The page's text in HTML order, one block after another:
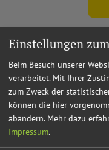
Einstellungen
Beim Besuch unserer
verarbeitet. Mit Ihrer
zum Zweck der
können die hier
abändern. Mehr dazu
Impressum.